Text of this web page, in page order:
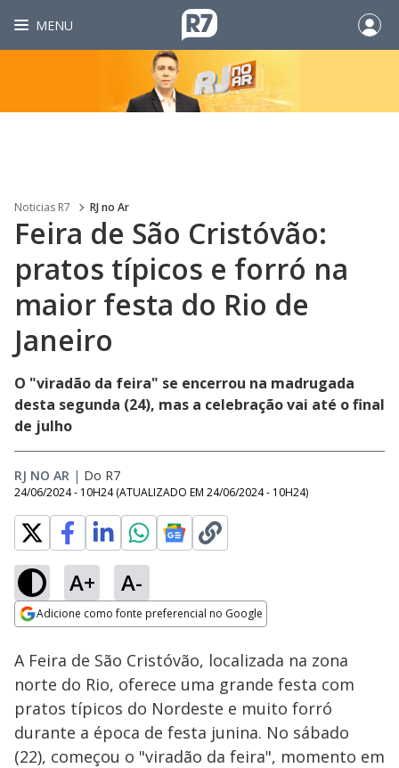
MENU
Noticias R7 RJ no Ar
Feira de São Cristóvão:
pratos típicos e forró na
maior festa do Rio de
Janeiro
O "viradão da feira" se encerrou na madrugada
desta segunda (24), mas a celebração vai até o final
de julho
RJ NO AR | Do R7
24/06/2024 - 10H24 (ATUALIZADO EM 24/06/2024 - 10H24)
A+ A-
Adicione como fonte preferencial no Google
Ativar
Loaded :
37.59%
A Feira de São Cristóvão, localizada na zona
norte do Rio, oferece uma grande festa com
pratos típicos do Nordeste e muito forró
durante a época de festa junina. No sábado
(22), começou o "viradão da feira", momento em